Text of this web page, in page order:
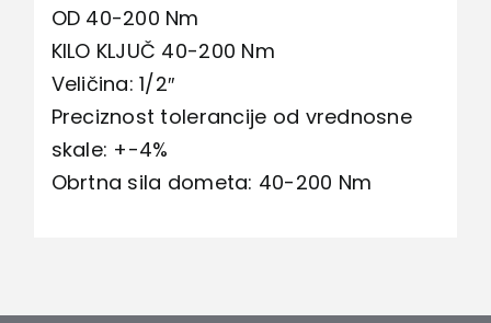
OD 40-200 Nm
KILO KLJUČ 40-200 Nm
Veličina: 1/2″
Preciznost tolerancije od vrednosne
skale: +-4%
Obrtna sila dometa: 40-200 Nm